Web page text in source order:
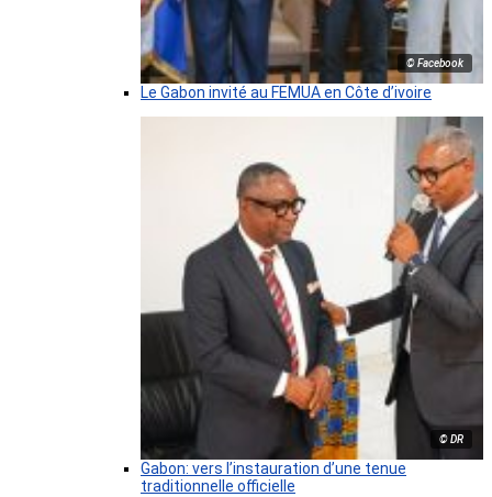
© Facebook
Le Gabon invité au FEMUA en Côte d’ivoire
© DR
Gabon: vers l’instauration d’une tenue
traditionnelle officielle